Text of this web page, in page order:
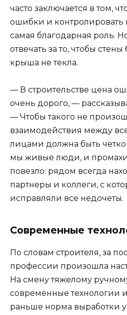
часто заключается в том,
ошибки и контролировать
самая благодарная роль.
отвечать за то, чтобы
крыша не текла.
— В строительстве цена
очень дорого, —
— Чтобы такого не
взаимодействия между
лицами должна быть
мы живые люди, и
повезло: рядом всегда
партнеры и коллеги, с
исправляли все недочеты.
Современные
По словам строителя, за
профессии произошла
На смену тяжелому
современные технологии
раньше норма выработки у